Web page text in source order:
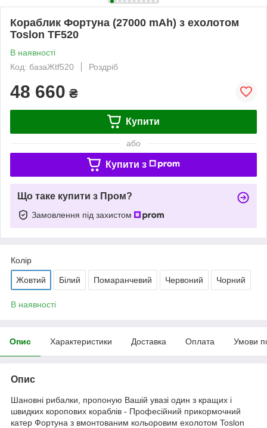
Кораблик Фортуна (27000 mAh) з ехолотом
Toslon TF520
В наявності
Код: базаЖtf520
Роздріб
48 660 ₴
Купити
або
Купити з
Що таке купити з Пром?
Замовлення під захистом
Колір
Жовтий Білий Помаранчевий Червоний Чорний
В наявності
Опис Характеристики Доставка Оплата Умови
Опис
Шановні рибалки, пропоную Вашій увазі один з кращих і
швидких коропових кораблів - Професійний прикормочний
катер Фортуна з вмонтованим кольоровим ехолотом Toslon